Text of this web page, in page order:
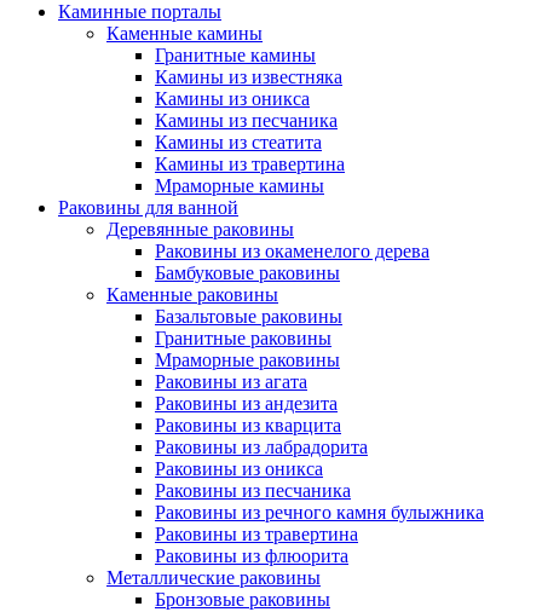
Каминные порталы
Каменные камины
Гранитные камины
Камины из известняка
Камины из оникса
Камины из песчаника
Камины из стеатита
Камины из травертина
Мраморные камины
Раковины для ванной
Деревянные раковины
Раковины из окаменелого дерева
Бамбуковые раковины
Каменные раковины
Базальтовые раковины
Гранитные раковины
Мраморные раковины
Раковины из агата
Раковины из андезита
Раковины из кварцита
Раковины из лабрадорита
Раковины из оникса
Раковины из песчаника
Раковины из речного камня булыжника
Раковины из травертина
Раковины из флюорита
Металлические раковины
Бронзовые раковины